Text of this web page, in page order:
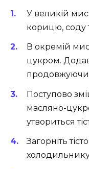
У великій
корицю, соду
В окремій
цукром.
продовжуючи
Поступово
масляно-
утвориться
Загорніть